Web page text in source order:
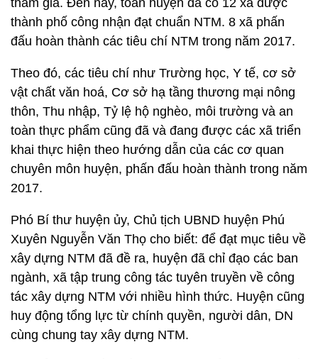
tham gia. Đến nay, toàn huyện đã có 12 xã được
thành phố công nhận đạt chuẩn NTM. 8 xã phấn
đấu hoàn thành các tiêu chí NTM trong năm 2017.
Theo đó, các tiêu chí như Trường học, Y tế, cơ sở
vật chất văn hoá, Cơ sở hạ tầng thương mại nông
thôn, Thu nhập, Tỷ lệ hộ nghèo, môi trường và an
toàn thực phẩm cũng đã và đang được các xã triển
khai thực hiện theo hướng dẫn của các cơ quan
chuyên môn huyện, phấn đấu hoàn thành trong năm
2017.
Phó Bí thư huyện ủy, Chủ tịch UBND huyện Phú
Xuyên Nguyễn Văn Thọ cho biết: để đạt mục tiêu về
xây dựng NTM đã đề ra, huyện đã chỉ đạo các ban
ngành, xã tập trung công tác tuyên truyền về công
tác xây dựng NTM với nhiều hình thức. Huyện cũng
huy động tổng lực từ chính quyền, người dân, DN
cùng chung tay xây dựng NTM.